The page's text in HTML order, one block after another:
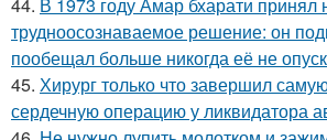
трудноосознаваемое решение: он
пообещал больше никогда её не
45. Хирург только что завершил
сердечную операцию у ликвидатора